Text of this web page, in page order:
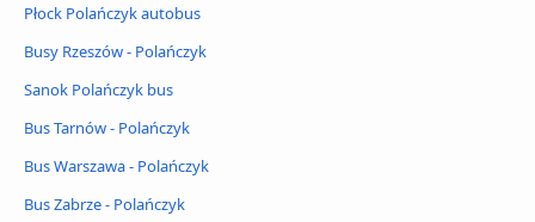
Płock Polańczyk autobus
Busy Rzeszów - Polańczyk
Sanok Polańczyk bus
Bus Tarnów - Polańczyk
Bus Warszawa - Polańczyk
Bus Zabrze - Polańczyk